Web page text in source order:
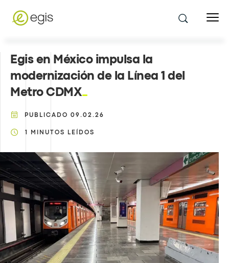
Egis en México impulsa la
modernización de la Línea 1 del
Metro CDMX
PUBLICADO 09.02.26
MINUTOS LEÍDOS